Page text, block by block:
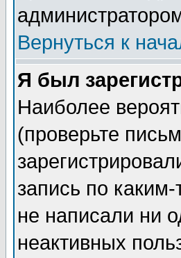
Вернуться к
Я был
Наиболее
(проверьте
запись по
не написали ни
неактивных